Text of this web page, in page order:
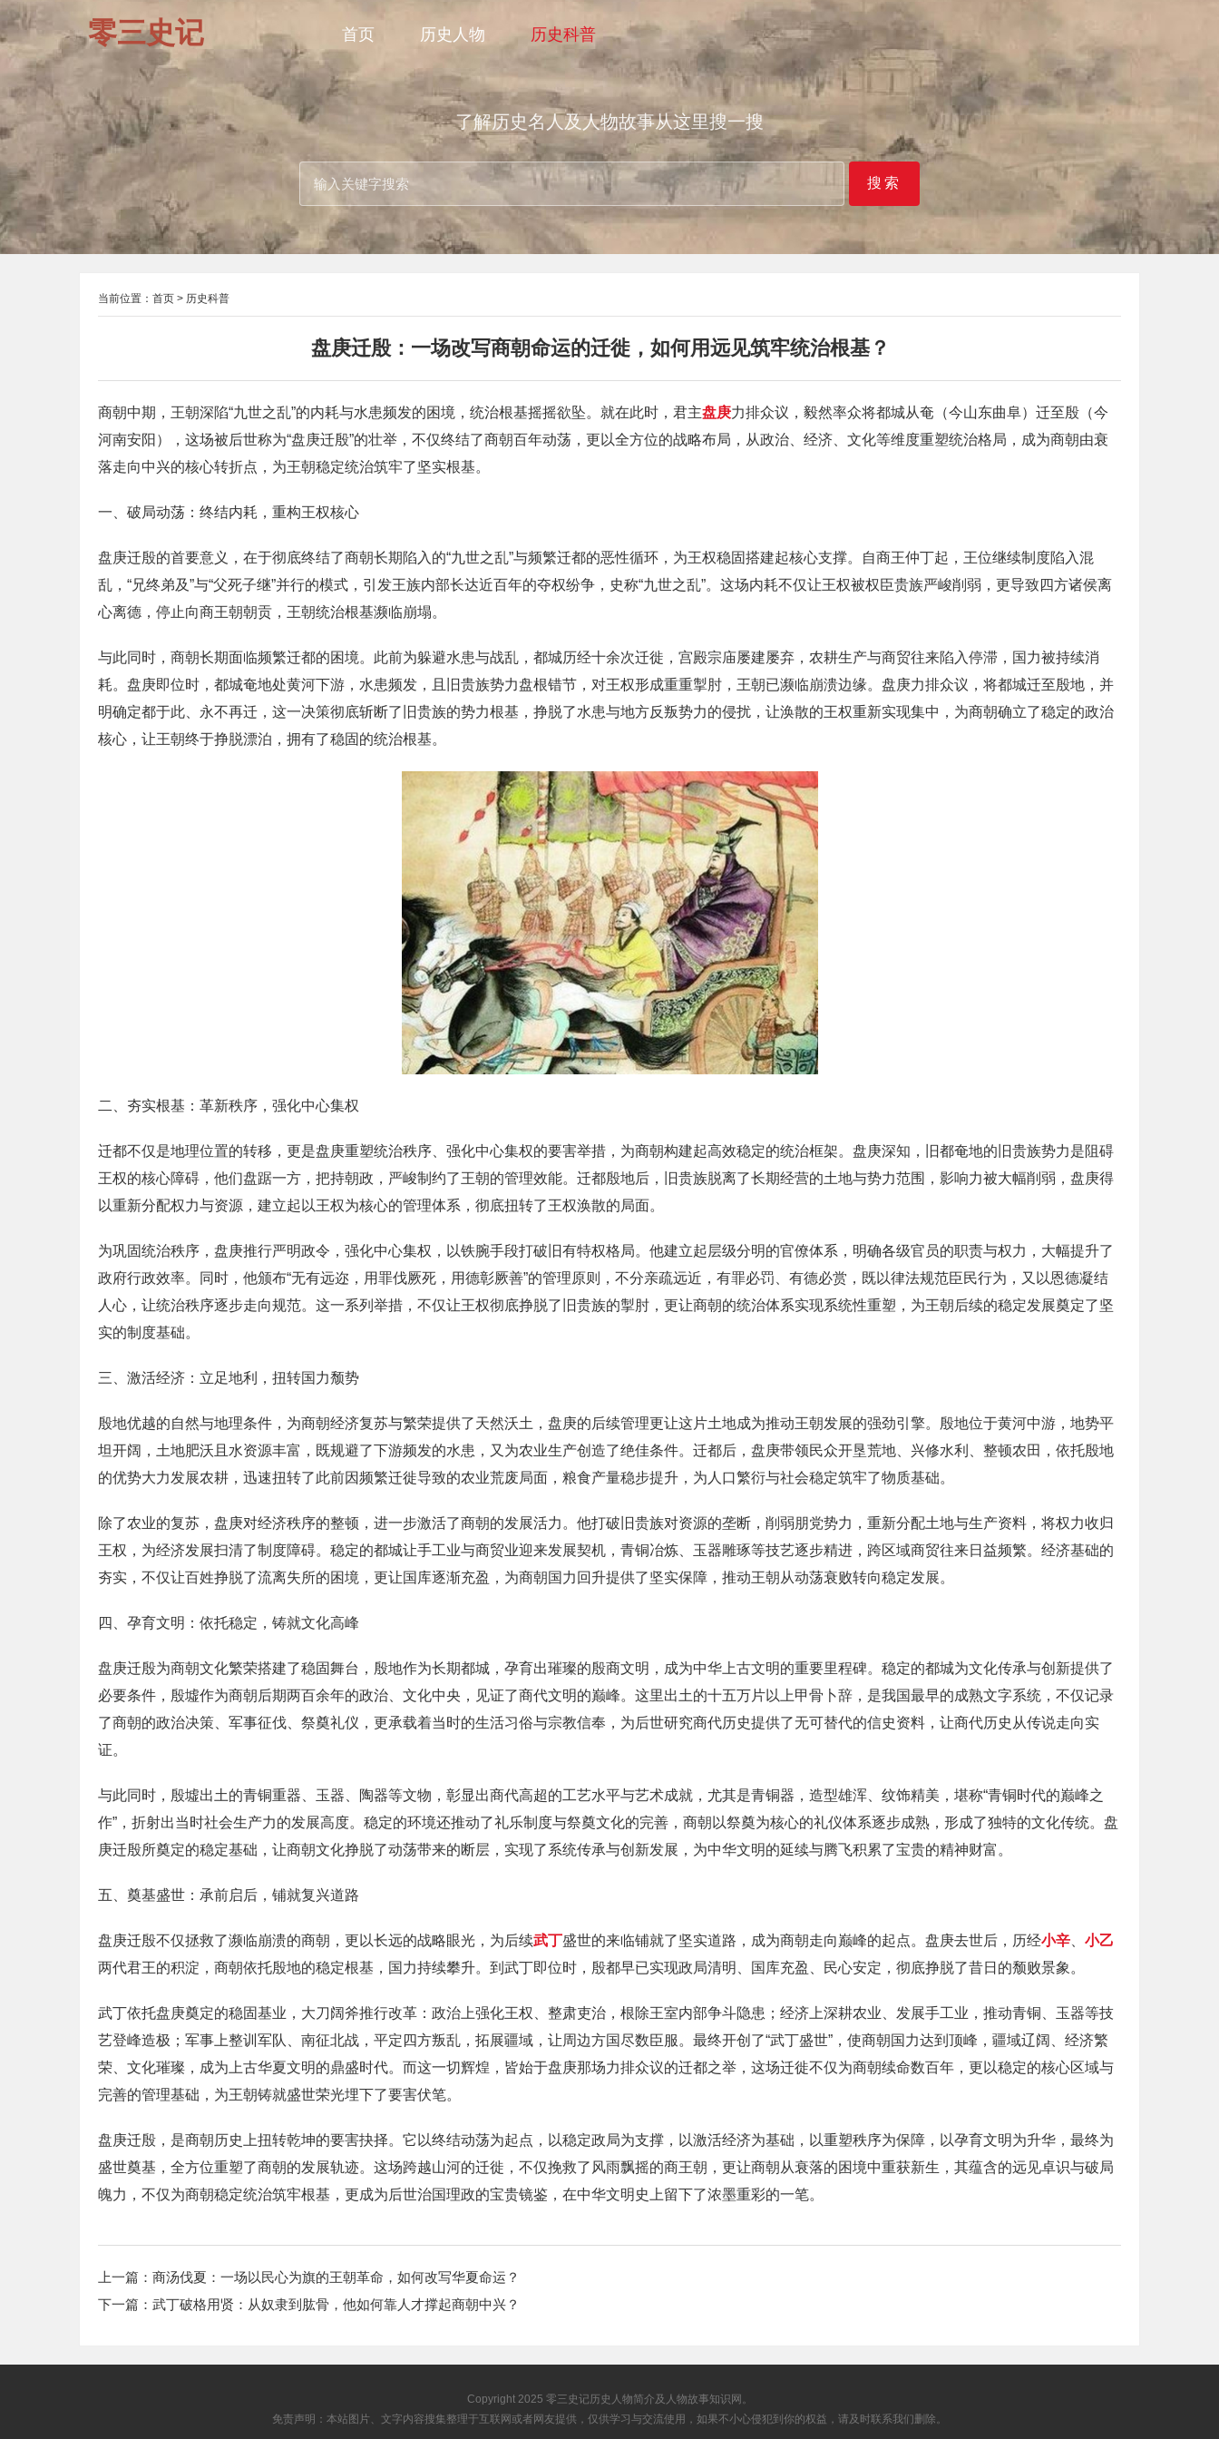
零三史记 首页 历史人物 历史科普
了解历史名人及人物故事从这里搜一搜
搜索
当前位置： 首页 > 历史科普
盘庚迁殷：一场改写商朝命运的迁徙，如何用远见筑牢统治根基？
商朝中期，王朝深陷“九世之乱”的内耗与水患频发的困境，统治根基摇摇欲坠。就在此时，君主盘庚力排众议，毅然率众将都城从奄（今山东曲阜）迁至殷（今
河南安阳），这场被后世称为“盘庚迁殷”的壮举，不仅终结了商朝百年动荡，更以全方位的战略布局，从政治、经济、文化等维度重塑统治格局，成为商朝由衰
落走向中兴的核心转折点，为王朝稳定统治筑牢了坚实根基。
一、破局动荡：终结内耗，重构王权核心
盘庚迁殷的首要意义，在于彻底终结了商朝长期陷入的“九世之乱”与频繁迁都的恶性循环，为王权稳固搭建起核心支撑。自商王仲丁起，王位继续制度陷入混
乱，“兄终弟及”与“父死子继”并行的模式，引发王族内部长达近百年的夺权纷争，史称“九世之乱”。这场内耗不仅让王权被权臣贵族严峻削弱，更导致四方诸侯离
心离德，停止向商王朝朝贡，王朝统治根基濒临崩塌。
与此同时，商朝长期面临频繁迁都的困境。此前为躲避水患与战乱，都城历经十余次迁徙，宫殿宗庙屡建屡弃，农耕生产与商贸往来陷入停滞，国力被持续消
耗。盘庚即位时，都城奄地处黄河下游，水患频发，且旧贵族势力盘根错节，对王权形成重重掣肘，王朝已濒临崩溃边缘。盘庚力排众议，将都城迁至殷地，并
明确定都于此、永不再迁，这一决策彻底斩断了旧贵族的势力根基，挣脱了水患与地方反叛势力的侵扰，让涣散的王权重新实现集中，为商朝确立了稳定的政治
核心，让王朝终于挣脱漂泊，拥有了稳固的统治根基。
二、夯实根基：革新秩序，强化中心集权
迁都不仅是地理位置的转移，更是盘庚重塑统治秩序、强化中心集权的要害举措，为商朝构建起高效稳定的统治框架。盘庚深知，旧都奄地的旧贵族势力是阻碍
王权的核心障碍，他们盘踞一方，把持朝政，严峻制约了王朝的管理效能。迁都殷地后，旧贵族脱离了长期经营的土地与势力范围，影响力被大幅削弱，盘庚得
以重新分配权力与资源，建立起以王权为核心的管理体系，彻底扭转了王权涣散的局面。
为巩固统治秩序，盘庚推行严明政令，强化中心集权，以铁腕手段打破旧有特权格局。他建立起层级分明的官僚体系，明确各级官员的职责与权力，大幅提升了
政府行政效率。同时，他颁布“无有远迩，用罪伐厥死，用德彰厥善”的管理原则，不分亲疏远近，有罪必罚、有德必赏，既以律法规范臣民行为，又以恩德凝结
人心，让统治秩序逐步走向规范。这一系列举措，不仅让王权彻底挣脱了旧贵族的掣肘，更让商朝的统治体系实现系统性重塑，为王朝后续的稳定发展奠定了坚
实的制度基础。
三、激活经济：立足地利，扭转国力颓势
殷地优越的自然与地理条件，为商朝经济复苏与繁荣提供了天然沃土，盘庚的后续管理更让这片土地成为推动王朝发展的强劲引擎。殷地位于黄河中游，地势平
坦开阔，土地肥沃且水资源丰富，既规避了下游频发的水患，又为农业生产创造了绝佳条件。迁都后，盘庚带领民众开垦荒地、兴修水利、整顿农田，依托殷地
的优势大力发展农耕，迅速扭转了此前因频繁迁徙导致的农业荒废局面，粮食产量稳步提升，为人口繁衍与社会稳定筑牢了物质基础。
除了农业的复苏，盘庚对经济秩序的整顿，进一步激活了商朝的发展活力。他打破旧贵族对资源的垄断，削弱朋党势力，重新分配土地与生产资料，将权力收归
王权，为经济发展扫清了制度障碍。稳定的都城让手工业与商贸业迎来发展契机，青铜冶炼、玉器雕琢等技艺逐步精进，跨区域商贸往来日益频繁。经济基础的
夯实，不仅让百姓挣脱了流离失所的困境，更让国库逐渐充盈，为商朝国力回升提供了坚实保障，推动王朝从动荡衰败转向稳定发展。
四、孕育文明：依托稳定，铸就文化高峰
盘庚迁殷为商朝文化繁荣搭建了稳固舞台，殷地作为长期都城，孕育出璀璨的殷商文明，成为中华上古文明的重要里程碑。稳定的都城为文化传承与创新提供了
必要条件，殷墟作为商朝后期两百余年的政治、文化中央，见证了商代文明的巅峰。这里出土的十五万片以上甲骨卜辞，是我国最早的成熟文字系统，不仅记录
了商朝的政治决策、军事征伐、祭奠礼仪，更承载着当时的生活习俗与宗教信奉，为后世研究商代历史提供了无可替代的信史资料，让商代历史从传说走向实
证。
与此同时，殷墟出土的青铜重器、玉器、陶器等文物，彰显出商代高超的工艺水平与艺术成就，尤其是青铜器，造型雄浑、纹饰精美，堪称“青铜时代的巅峰之
作”，折射出当时社会生产力的发展高度。稳定的环境还推动了礼乐制度与祭奠文化的完善，商朝以祭奠为核心的礼仪体系逐步成熟，形成了独特的文化传统。盘
庚迁殷所奠定的稳定基础，让商朝文化挣脱了动荡带来的断层，实现了系统传承与创新发展，为中华文明的延续与腾飞积累了宝贵的精神财富。
五、奠基盛世：承前启后，铺就复兴道路
盘庚迁殷不仅拯救了濒临崩溃的商朝，更以长远的战略眼光，为后续武丁盛世的来临铺就了坚实道路，成为商朝走向巅峰的起点。盘庚去世后，历经小辛
小乙
两代君王的积淀，商朝依托殷地的稳定根基，国力持续攀升。到武丁即位时，殷都早已实现政局清明、国库充盈、民心安定，彻底挣脱了昔日的颓败景象。
武丁依托盘庚奠定的稳固基业，大刀阔斧推行改革：政治上强化王权、整肃吏治，根除王室内部争斗隐患；经济上深耕农业、发展手工业，推动青铜、玉器等技
艺登峰造极；军事上整训军队、南征北战，平定四方叛乱，拓展疆域，让周边方国尽数臣服。最终开创了“武丁盛世”，使商朝国力达到顶峰，疆域辽阔、经济繁
荣、文化璀璨，成为上古华夏文明的鼎盛时代。而这一切辉煌，皆始于盘庚那场力排众议的迁都之举，这场迁徙不仅为商朝续命数百年，更以稳定的核心区域与
完善的管理基础，为王朝铸就盛世荣光埋下了要害伏笔。
盘庚迁殷，是商朝历史上扭转乾坤的要害抉择。它以终结动荡为起点，以稳定政局为支撑，以激活经济为基础，以重塑秩序为保障，以孕育文明为升华，最终为
盛世奠基，全方位重塑了商朝的发展轨迹。这场跨越山河的迁徙，不仅挽救了风雨飘摇的商王朝，更让商朝从衰落的困境中重获新生，其蕴含的远见卓识与破局
魄力，不仅为商朝稳定统治筑牢根基，更成为后世治国理政的宝贵镜鉴，在中华文明史上留下了浓墨重彩的一笔。
上一篇： 商汤伐夏：一场以民心为旗的王朝革命，如何改写华夏命运？
下一篇： 武丁破格用贤：从奴隶到肱骨，他如何靠人才撑起商朝中兴？
Copyright 2025 零三史记历史人物简介及人物故事知识网。
免责声明：本站图片、文字内容搜集整理于互联网或者网友提供，仅供学习与交流使用，如果不小心侵犯到你的权益，请及时联系我们删除。